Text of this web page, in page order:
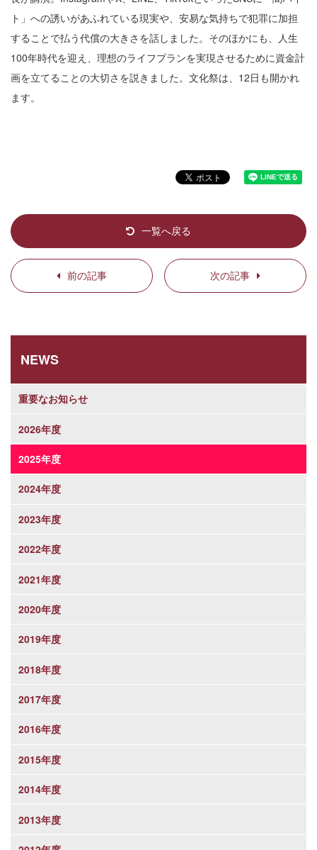
ト」への誘いがあふれている現実や、安易な気持ちで犯罪に加担
することで払う代償の大きさを話しました。そのほかにも、人生
100年時代を迎え、理想のライフプランを実現させるために資金計
画を立てることの大切さを説きました。文化祭は、12日も開かれ
ます。
前の記事
一覧へ戻る
次の記事
NEWS
重要なお知らせ
2026年度
2025年度
2024年度
2023年度
2022年度
2021年度
2020年度
2019年度
2018年度
2017年度
2016年度
2015年度
2014年度
2013年度